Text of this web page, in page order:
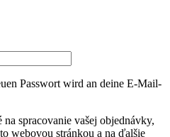
Passwort wird an deine E-Mail-
spracovanie vašej objednávky,
webovou stránkou a na ďalšie